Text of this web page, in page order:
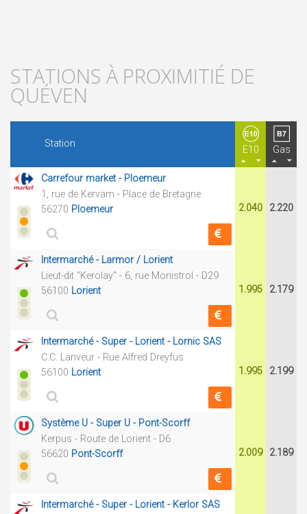
STATIONS À PROXIMITIÉ DE
QUÉVEN
Station
E10 Gas
Carrefour market - Ploemeur
1, rue de Kervam - Place de Bretagne
56270 Ploemeur 2.040 2.220
Intermarché - Larmor / Lorient
Lieut-dit "Kerolay" - 6, rue Monistrol - D29
56100 Lorient 1.995 2.179
Intermarché - Super - Lorient - Lornic SAS
C.C. Lanveur - Rue Alfred Dreyfus
56100 Lorient 1.995 2.199
Système U - Super U - Pont-Scorff
Kerpus - Route de Lorient - D6
56620 Pont-Scorff 2.009 2.189
Intermarché - Super - Lorient - Kerlor SAS